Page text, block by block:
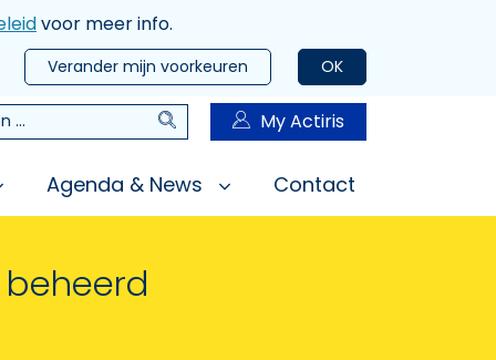
voor meer info.
OK
Verander mijn voorkeuren
Zoeken My Actiris
Agenda & News Contact